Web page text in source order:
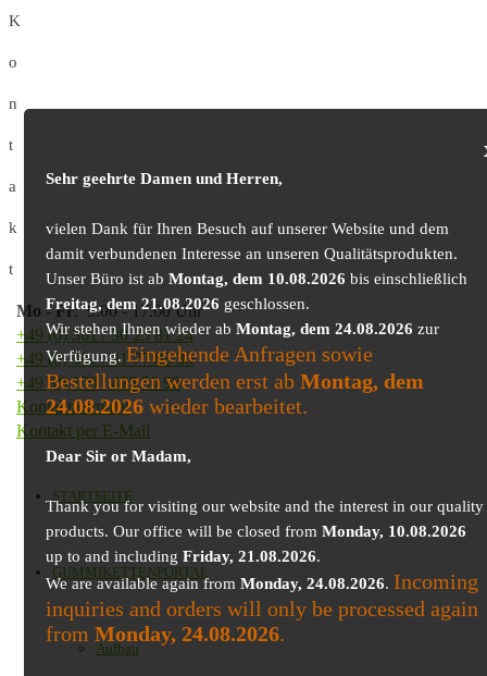
K
o
n
t
a
k
t
Mo -Fr: 9.00 - 17.00 Uhr
+49 (0) 361 / 30 25 81 24
+49 (0) 361 / 41 77 03 30
+49 (0) 179 / 425 50 98
Kontaktformular
Kontakt per E-Mail
STARTSEITE
GUMMIKETTENPORTAL
Aufbau
Sehr geehrte Damen und Herren,
vielen Dank für Ihren Besuch auf unserer Website und dem
damit verbundenen Interesse an unseren Qualitätsprodukten.
Unser Büro ist abMontag, dem 10.08.2026 bis einschließlich
Freitag, dem 21.08.2026 geschlossen.
Wir stehen Ihnen wieder abMontag, dem 24.08.2026 zur
Verfügung.Eingehende Anfragen sowie
Bestellungen werden erst abMontag, dem
24.08.2026 wieder bearbeitet.
Dear Sir or Madam,
Thank you for visiting our website and the interest in our quality
products. Our office will be closed fromMonday, 10.08.2026
up to and includingFriday, 21.08.2026.
We are available again fromMonday, 24.08.2026. Incoming
inquiries and orders will only be processed again
fromMonday, 24.08.2026.